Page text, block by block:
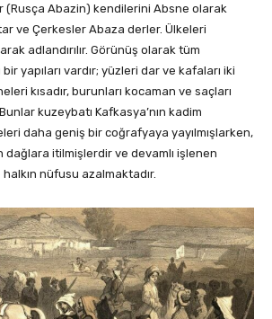
(Rusça Abazin) kendilerini Absne olarak
ve Çerkesler Abaza derler. Ülkeleri
adlandırılır. Görünüş olarak tüm
yapıları vardır; yüzleri dar ve kafaları iki
kısadır, burunları kocaman ve saçları
kuzeybatı Kafkasya’nın kadim
daha geniş bir coğrafyaya yayılmışlarken,
dağlara itilmişlerdir ve devamlı işlenen
nüfusu azalmaktadır.